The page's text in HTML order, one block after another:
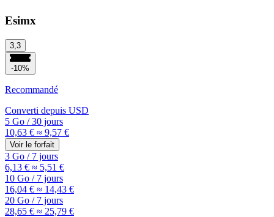
Esimx
3,3
-10%
Recommandé
Converti depuis USD
5 Go /30 jours
10,63 € ≈ 9,57 €
Voir le forfait
3 Go /7 jours
6,13 € ≈ 5,51 €
10 Go /7 jours
16,04 € ≈ 14,43 €
20 Go /7 jours
28,65 € ≈ 25,79 €